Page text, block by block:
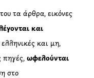
τα άρθρα, εικόνες
και
και μη,
πηγές,ωφελούνται
στο